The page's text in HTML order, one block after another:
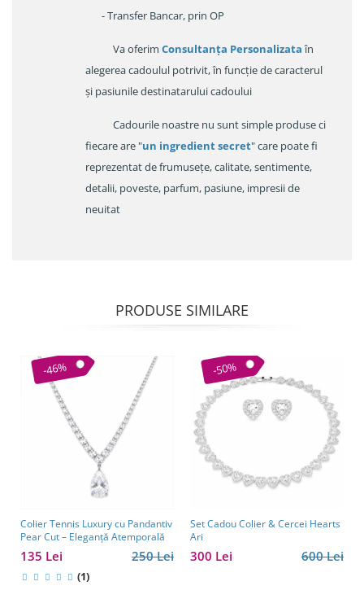
- Transfer Bancar, prin OP
Va oferim Consultanța Personalizataîn
alegerea cadoulul potrivit, în funcție de caracterul
și pasiunile destinatarului cadoului
Cadourile noastre nu sunt simple produse ci
fiecare are "un ingredient secret" care poate fi
reprezentat de frumusețe, calitate, sentimente,
detalii, poveste, parfum, pasiune, impresii de
neuitat
PRODUSE SIMILARE
-46%
Colier Tennis Luxury cu Pandantiv
Pear Cut – Eleganță Atemporală
250 Lei
135 Lei
(1)
-50%
Set Cadou Colier & Cercei Hearts
Ari
600 Lei
300 Lei